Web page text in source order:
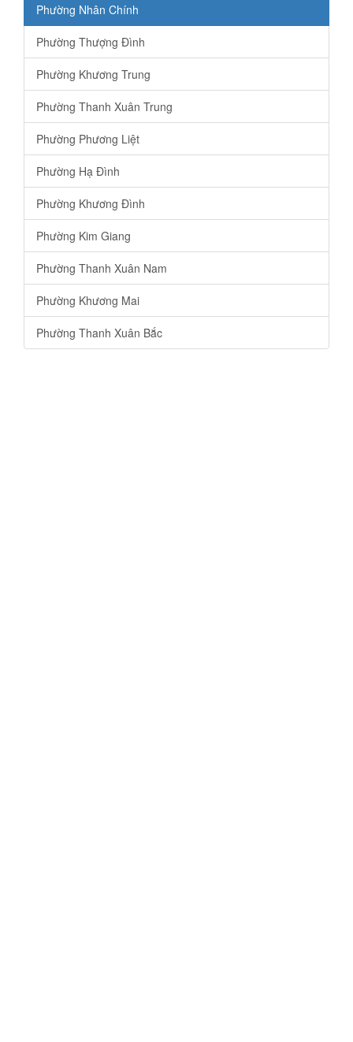
Phường Nhân Chính
Phường Thượng Đình
Phường Khương Trung
Phường Thanh Xuân Trung
Phường Phương Liệt
Phường Hạ Đình
Phường Khương Đình
Phường Kim Giang
Phường Thanh Xuân Nam
Phường Khương Mai
Phường Thanh Xuân Bắc